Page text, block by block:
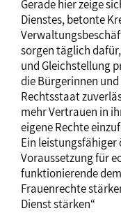
Gerade hier zeige
Dienstes, betonte
sorgen täglich
und Gleichstellung
die Bürgerinnen
Rechtsstaat
mehr Vertrauen in
eigene Rechte
Ein
Voraussetzung für
funktionierende
Frauenrechte
Dienst stärken“